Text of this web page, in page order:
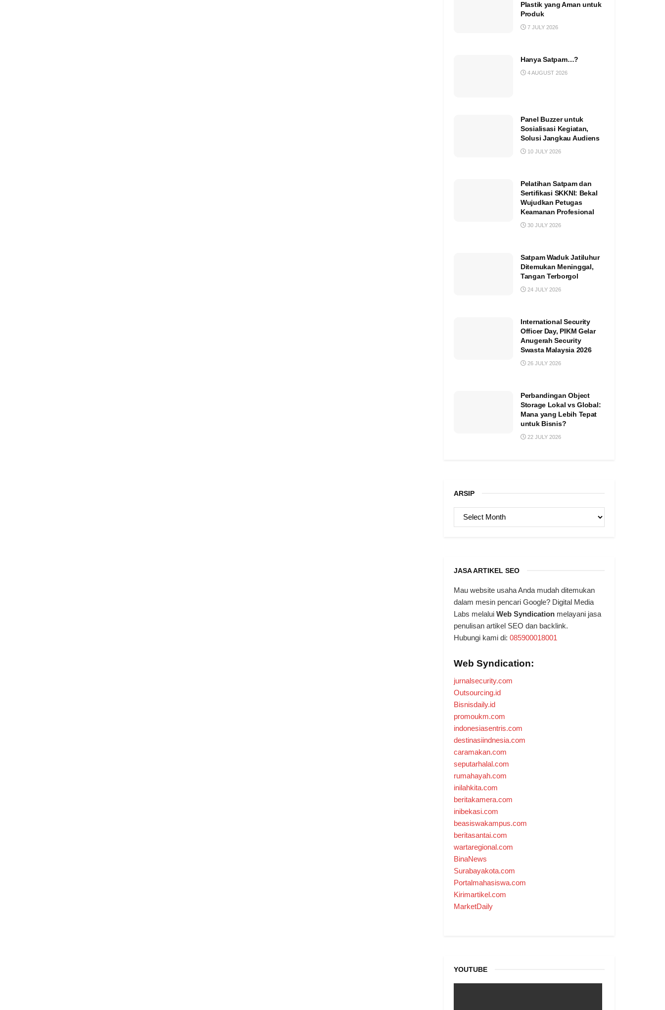
Plastik yang Aman untuk
Produk
7 JULY 2026
Hanya Satpam…?
4 AUGUST 2026
Panel Buzzer untuk
Sosialisasi Kegiatan,
Solusi Jangkau Audiens
10 JULY 2026
Pelatihan Satpam dan
Sertifikasi SKKNI: Bekal
Wujudkan Petugas
Keamanan Profesional
30 JULY 2026
Satpam Waduk Jatiluhur
Ditemukan Meninggal,
Tangan Terborgol
24 JULY 2026
International Security
Officer Day, PIKM Gelar
Anugerah Security
Swasta Malaysia 2026
26 JULY 2026
Perbandingan Object
Storage Lokal vs Global:
Mana yang Lebih Tepat
untuk Bisnis?
22 JULY 2026
ARSIP
ARSIP
JASA ARTIKEL SEO
Mau website usaha Anda mudah ditemukan
dalam mesin pencari Google? Digital Media
Labs melalui Web Syndication melayani jasa
penulisan artikel SEO dan backlink.
Hubungi kami di: 085900018001
Web Syndication:
jurnalsecurity.com
Outsourcing.id
Bisnisdaily.id
promoukm.com
indonesiasentris.com
destinasiindnesia.com
caramakan.com
seputarhalal.com
rumahayah.com
inilahkita.com
beritakamera.com
inibekasi.com
beasiswakampus.com
beritasantai.com
wartaregional.com
BinaNews
Surabayakota.com
Portalmahasiswa.com
Kirimartikel.com
MarketDaily
YOUTUBE